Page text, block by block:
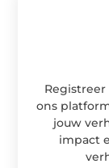
ons
jouw
impact